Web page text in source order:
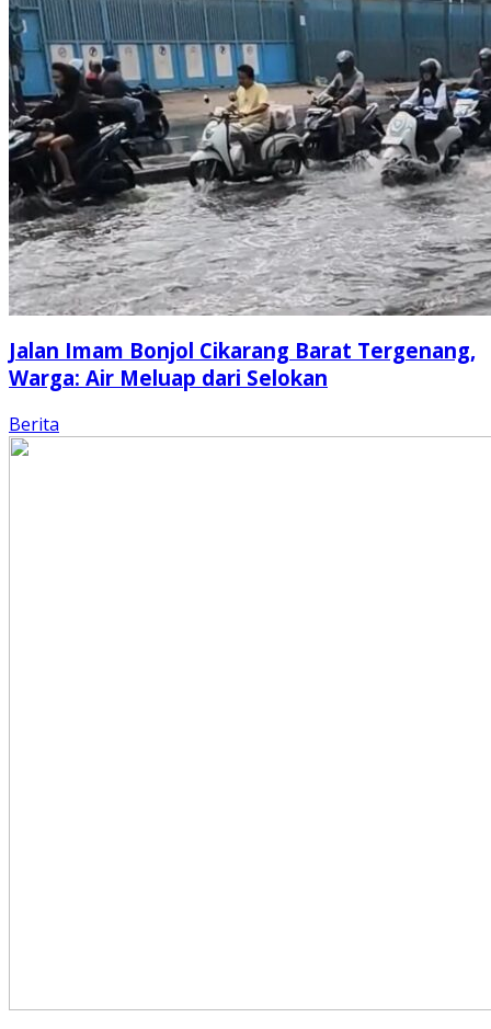
Jalan Imam Bonjol Cikarang Barat Tergenang,
Warga: Air Meluap dari Selokan
Berita